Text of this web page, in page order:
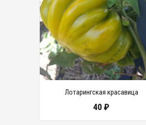
Лотарингская красавица
40₽